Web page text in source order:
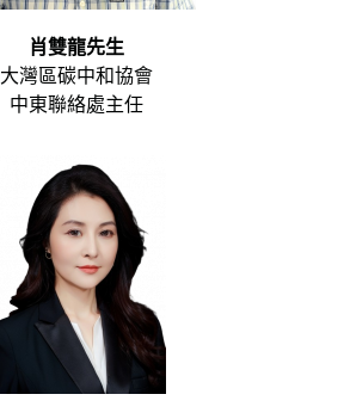
肖雙龍先生
大灣區碳中和協會
中東聯絡處主任